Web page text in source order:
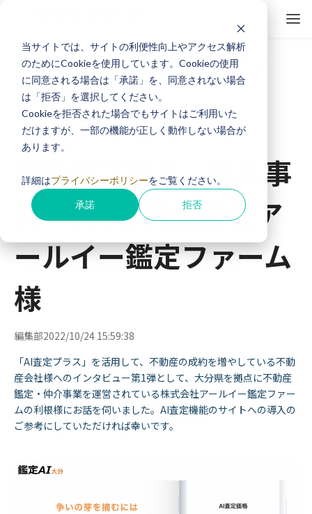
当サイトでは、サイトの利便性向上やアクセス解析
のためにCookieを使用しています。Cookieの使用
に同意される場合は「承諾」を、同意されない場合
は「拒否」を選択してください。
Cookieを拒否された場合でもサイトはご利用いた
だけますが、一部の機能が正しく動作しない場合が
あります。
詳細はプライバシーポリシーをご覧ください。
承諾 拒否
ホーム
導入事例
AI査定プラス 導入事例：vol.2 株式会社アールイー鑑定ファーム様
AI査定プラス 導入事例
AI査定プラス 導入事
例：vol.2 株式会社ア
ールイー鑑定ファーム
様
編集部2022/10/24 15:59:38
「AI査定プラス」を活用して、不動産の成約を増やしている不動
産会社様へのインタビュー第1弾として、大分県を拠点に不動産
鑑定・仲介事業を運営されている株式会社アールイー鑑定ファー
ムの利根様にお話を伺いました。AI査定機能のサイトへの導入の
ご参考にしていただければ幸いです。